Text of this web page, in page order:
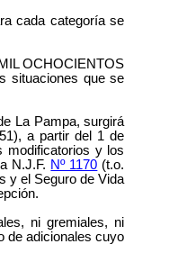
cada categoría se
OCHOCIENTOS
situaciones que se
La Pampa, surgirá
a partir del 1 de
modificatorios y los
N.J.F. Nº 1170 (t.o.
y el Seguro de Vida
ni gremiales, ni
de adicionales cuyo